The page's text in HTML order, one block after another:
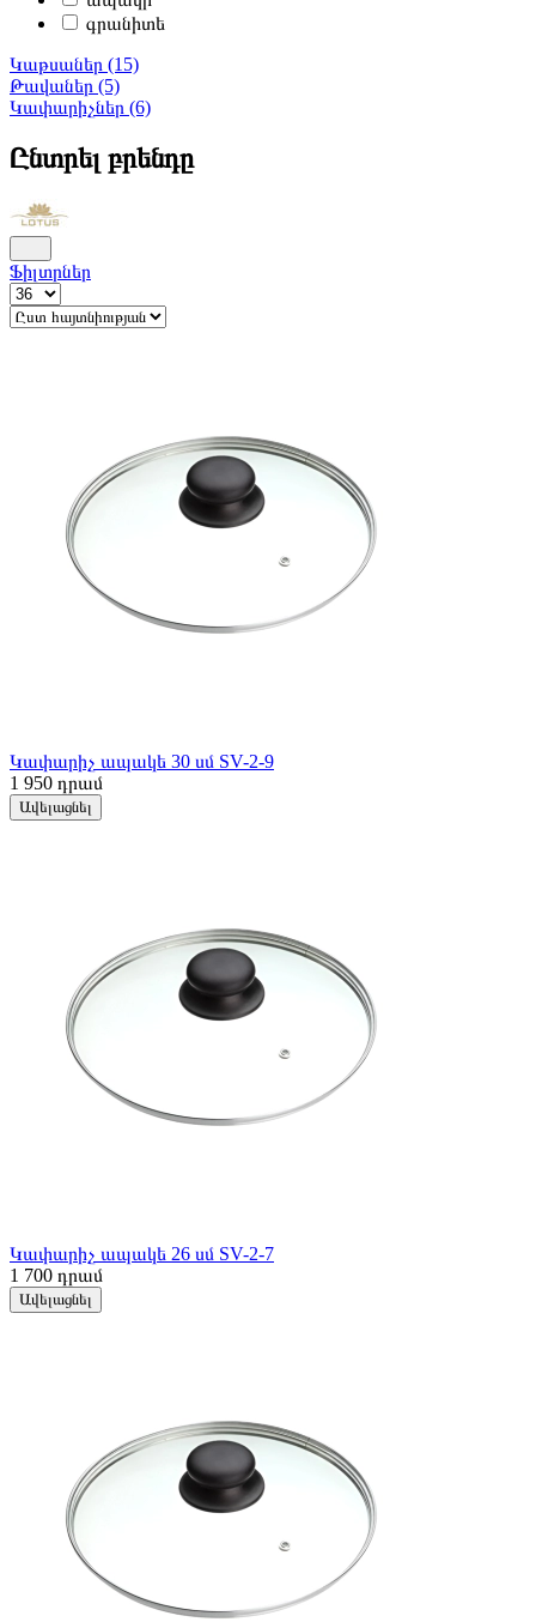
գրանիտե
Կաթսաներ (15)
Թավաներ (5)
Կափարիչներ (6)
Ընտրել բրենդը
Ֆիլտրներ
Կափարիչ ապակե 30 սմ SV-2-9
1 950 դրամ
Ավելացնել
Կափարիչ ապակե 26 սմ SV-2-7
1 700 դրամ
Ավելացնել